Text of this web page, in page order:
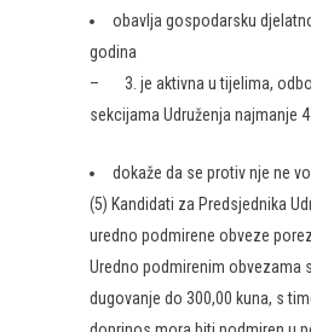
obavlja gospodarsku
godina
– 3. je aktivna u tijelima,
sekcijama Udruženja najmanje
dokaže da se protiv nje ne
(5) Kandidati za Predsjednika
uredno podmirene obveze
Uredno podmirenim obvezama
dugovanje do 300,00 kuna, s